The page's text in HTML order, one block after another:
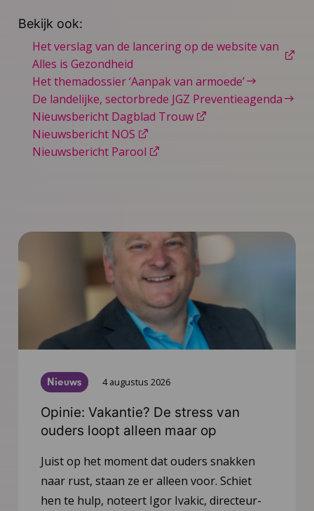
Bekijk ook:
Het verslag van de lancering op de website van
Alles is Gezondheid
Het themadossier ‘Aanpak van armoede’
De landelijke, sectorbrede JGZ Preventieagenda
Nieuwsbericht Dagblad Trouw
Nieuwsbericht NOS
Nieuwsbericht Parool
Nieuws 4 augustus 2026
Opinie: Vakantie? De stress van
ouders loopt alleen maar op
Juist op het moment dat ouders snakken
naar rust, staan ze er alleen voor. Schiet
hen te hulp, noteert Igor Ivakic, directeur-